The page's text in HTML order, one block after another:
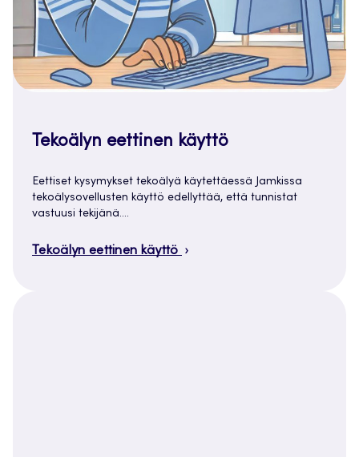
Tekoälyn eettinen käyttö
Eettiset kysymykset tekoälyä käytettäessä Jamkissa
tekoälysovellusten käyttö edellyttää, että tunnistat
vastuusi tekijänä.…
Tekoälyn eettinen käyttö